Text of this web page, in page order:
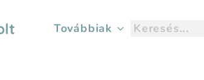
Továbbiak